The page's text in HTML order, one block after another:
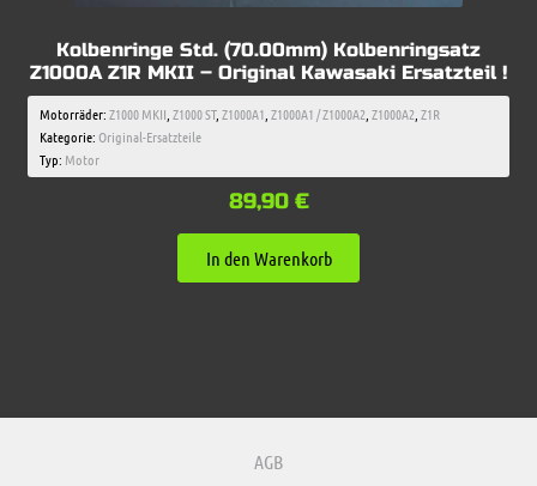
Kolbenringe Std. (70.00mm) Kolbenringsatz
Z1000A Z1R MKII – Original Kawasaki Ersatzteil !
Motorräder:Z1000 MKII,Z1000 ST,Z1000A1,Z1000A1 / Z1000A2,Z1000A2,Z1R
Kategorie:Original-Ersatzteile
Typ: Motor
89,90 €
In den Warenkorb
AGB